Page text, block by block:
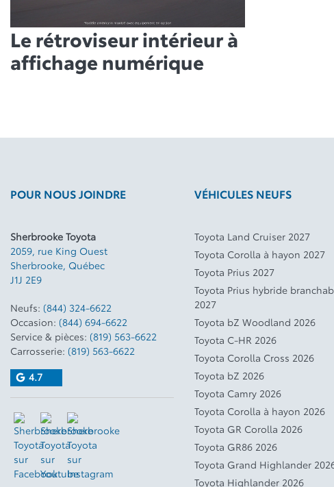
Le rétroviseur intérieur à
affichage numérique
POUR NOUS JOINDRE
Sherbrooke Toyota
2059, rue King Ouest
Sherbrooke, Québec
J1J 2E9
Neufs: (844) 324-6622
Occasion: (844) 694-6622
Service & pièces: (819) 563-6622
Carrosserie: (819) 563-6622
4.7
VÉHICULES NEUFS
Toyota Land Cruiser 2027
Toyota Corolla à hayon 2027
Toyota Prius 2027
Toyota Prius hybride
2027
Toyota bZ Woodland 2026
Toyota C-HR 2026
Toyota Corolla Cross 2026
Toyota bZ 2026
Toyota Camry 2026
Toyota Corolla à hayon 2026
Toyota GR Corolla 2026
Toyota GR86 2026
Toyota Grand Highlander
Toyota Highlander 2026